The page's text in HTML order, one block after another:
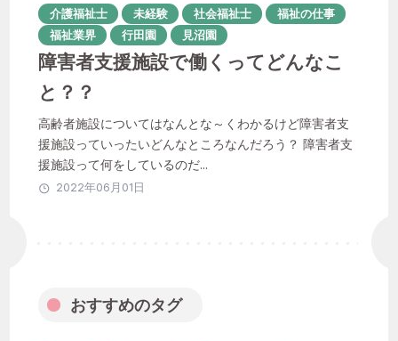
1年目 ICT活用 instagram
IT化
あんしん相談室
その子らしさを大切に
コミュニケーション
介護福祉士 未経験 社会福祉士
福祉の仕事
福祉業界
行田園 見沼園
障害者支援施設で働くってどんなこ
と？？
高齢者施設についてはなんとな～くわかるけど障害者支
援施設っていったいどんなところなんだろう？ 障害者支
援施設って何をしているのだ...
2022年06月01日
おすすめのタグ